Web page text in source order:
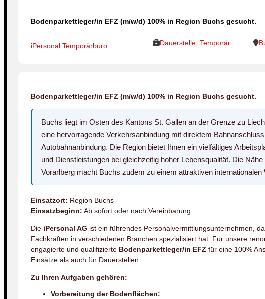
Bodenparkettleger/in EFZ (m/w/d) 100% in Region Buchs gesucht.
iPersonal Temporärbüro Dauerstelle, Temporär
Bodenparkettleger/in EFZ (m/w/d) 100% in Region Buchs gesucht.
Buchs liegt im Osten des Kantons St. Gallen an der Grenze zu
eine hervorragende Verkehrsanbindung mit direktem
Autobahnanbindung. Die Region bietet Ihnen ein vielfältiges
und Dienstleistungen bei gleichzeitig hoher Lebensqualität. Die
Vorarlberg macht Buchs zudem zu einem attraktiven internationalen
Einsatzort: Region Buchs
Einsatzbeginn: Ab sofort oder nach Vereinbarung
Die iPersonal AG ist ein führendes Personalvermittlungsunternehmen,
Fachkräften in verschiedenen Branchen spezialisiert hat. Für unsere
engagierte und qualifizierte Bodenparkettleger/in EFZ für eine 100%
Einsätze als auch für Dauerstellen.
Zu Ihren Aufgaben gehören:
Vorbereitung der Bodenflächen: